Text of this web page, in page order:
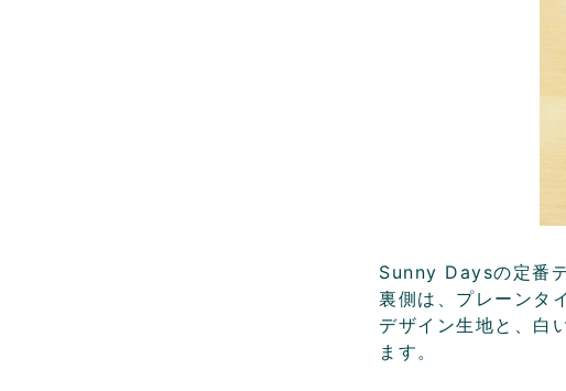
Sunny Daysの定番
裏側は、プレーンタ
デザイン生地と、白
ます。